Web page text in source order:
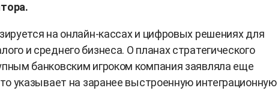
на онлайн-кассах и цифровых решениях для
и среднего бизнеса. О планах стратегического
банковским игроком компания заявляла еще
указывает на заранее выстроенную интеграционную